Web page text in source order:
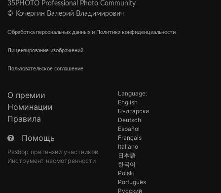
35PHOTO Professional Photo Community
© Кочергин Валерий Владимирович
Обработка персональных данных и Политика конфиденциальности
Лицензирование изображений
Пользовательское соглашение
О премии
Номинации
Правила
Помощь
Разбор претензий участников
Инструмент насмотренности
Language:
English
Български
Deutsch
Español
Français
Italiano
日本語
한국어
Polski
Português
Русский